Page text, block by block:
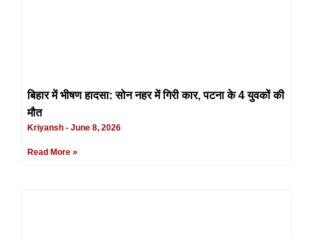
बिहार में भीषण हादसा: सोन नहर में गिरी कार, पटना के 4 युवकों की
मौत
Kriyansh June 8, 2026
Read More »